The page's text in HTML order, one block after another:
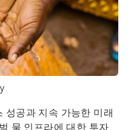
성공과 지속 가능한 미래
물 인프라에 대한 투자